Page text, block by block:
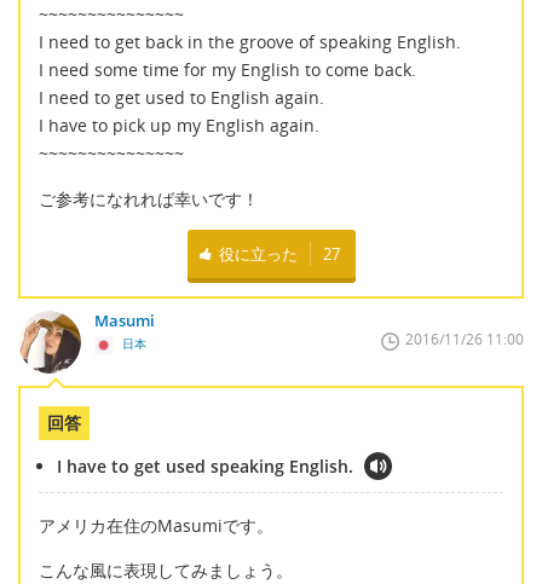
~~~~~~~~~~~~~~~
I need to get back in the groove of speaking English.
I need some time for my English to come back.
I need to get used to English again.
I have to pick up my English again.
~~~~~~~~~~~~~~~
ご参考になれれば幸いです！
役に立った 27
Masumi
日本 2016/11/26 11:00
回答
I have to get used speaking English.
アメリカ在住のMasumiです。
こんな風に表現してみましょう。